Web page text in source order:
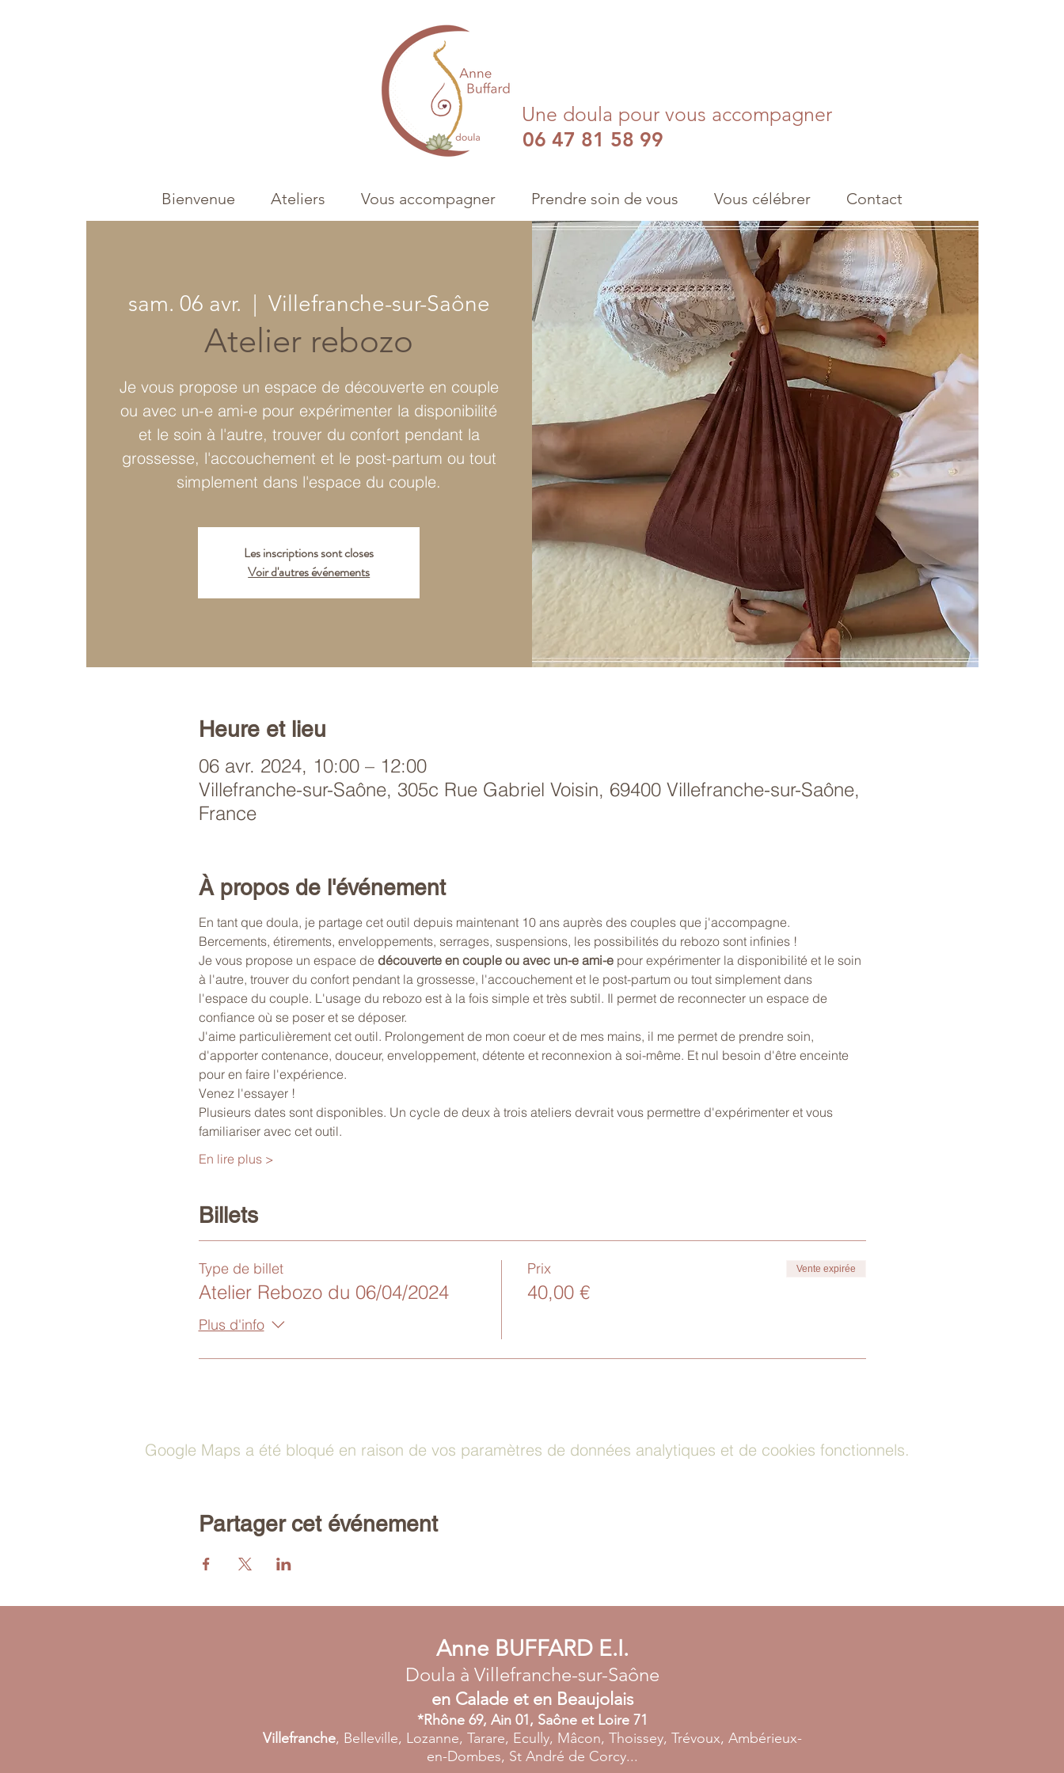
Une doula pour vous accompagner
06 47 81 58 99
Bienvenue Ateliers Vous accompagner Prendre soin de vous Vous célébrer Contact
sam. 06 avr.
  |
Villefranche-sur-Saône
Atelier rebozo
Je vous propose un espace de découverte en couple
ou avec un-e ami-e pour expérimenter la disponibilité
et le soin à l'autre, trouver du confort pendant la
grossesse, l'accouchement et le post-partum ou tout
simplement dans l'espace du couple.
Les inscriptions sont closes
Voir d'autres événements
Heure et lieu
06 avr. 2024, 10:00 – 12:00
Villefranche-sur-Saône, 305c Rue Gabriel Voisin, 69400 Villefranche-sur-Saône,
France
À propos de l'événement
En tant que doula, je partage cet outil depuis maintenant 10 ans auprès des couples que j'accompagne.
Bercements, étirements, enveloppements, serrages, suspensions, les possibilités du rebozo sont infinies !
Je vous propose un espace de découverte en couple ou avec un-e ami-e pour expérimenter la disponibilité et le soin
à l'autre, trouver du confort pendant la grossesse, l'accouchement et le post-partum ou tout simplement dans
l'espace du couple. L'usage du rebozo est à la fois simple et très subtil. Il permet de reconnecter un espace de
confiance où se poser et se déposer.
J'aime particulièrement cet outil. Prolongement de mon coeur et de mes mains, il me permet de prendre soin,
d'apporter contenance, douceur, enveloppement, détente et reconnexion à soi-même. Et nul besoin d'être enceinte
pour en faire l'expérience.
Venez l'essayer !
Plusieurs dates sont disponibles. Un cycle de deux à trois ateliers devrait vous permettre d'expérimenter et vous
familiariser avec cet outil.
En lire plus >
Billets
Type de billet
Atelier Rebozo du 06/04/2024
Plus d'info
Prix
40,00 €
Vente expirée
Google Maps a été bloqué en raison de vos paramètres de données analytiques et de cookies fonctionnels.
Partager cet événement
Anne BUFFARD E.I.
Doula à Villefranche-sur-Saône
en Calade et en Beaujolais
*Rhône 69, Ain 01, Saône et Loire 71
Villefranche, Belleville, Lozanne, Tarare, Ecully, Mâcon, Thoissey, Trévoux, Ambérieux-
en-Dombes, St André de Corcy...